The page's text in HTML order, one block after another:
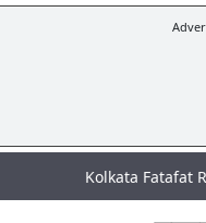
Kolkata Fatafat Result